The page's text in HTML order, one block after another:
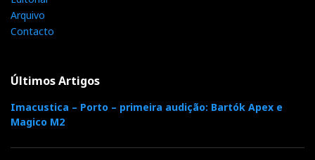
Arquivo
Contacto
Últimos Artigos
Imacustica – Porto – primeira audição: Bartók Apex e
Magico M2